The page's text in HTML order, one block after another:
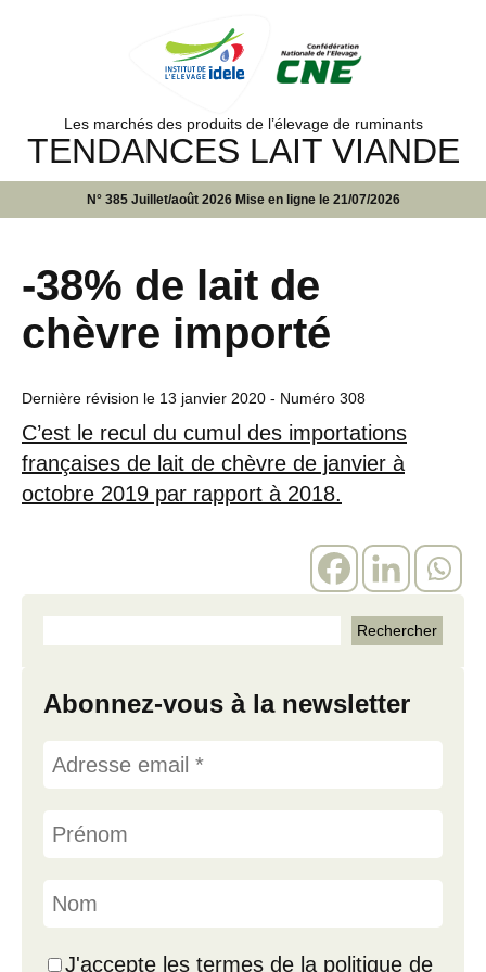
Les marchés des produits de l’élevage de ruminants
TENDANCES LAIT VIANDE
N° 385 Juillet/août 2026 Mise en ligne le 21/07/2026
-38% de lait de
chèvre importé
Dernière révision le 13 janvier 2020 - Numéro 308
C’est le recul du cumul des importations
françaises de lait de chèvre de janvier à
octobre 2019 par rapport à 2018.
Abonnez-vous à la newsletter
J'accepte les termes de la politique de